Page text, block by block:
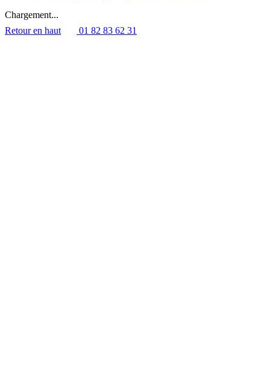
Chargement...
Retour en haut
01 82 83 62 31